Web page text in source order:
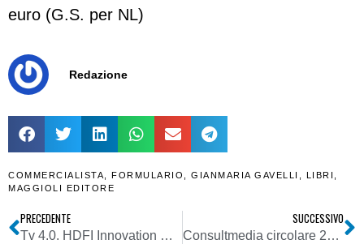
euro (G.S. per NL)
Redazione
COMMERCIALISTA FORMULARIO GIANMARIA GAVELLI LIBRI
MAGGIOLI EDITORE
PRECEDENTE
Tv 4.0. HDFI Innovation Day diventa virtuale: in streaming il 6/11. Tra gli argomenti: 5G broadcast, tv lineare IP, NGA e uso IA nella distribuzione tv
SUCCESSIVO
Consultmedia circolare 20102020 su apertura termini per domande credito d’imposta servizi digitali ex DPCM 04 08 2020 e art. 190 DL 34-2020